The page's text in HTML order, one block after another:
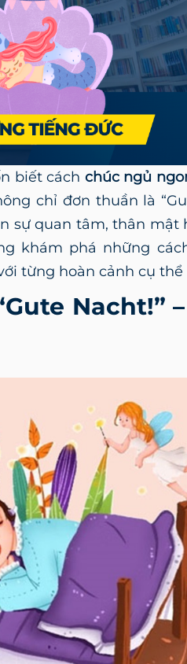
biết cách chúc ngủ
chỉ đơn thuần là
sự quan tâm, thân mật
khám phá những
từng hoàn cảnh cụ thể
Nacht!”